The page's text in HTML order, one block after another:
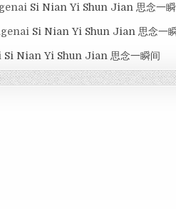
Si Nian Yi Shun Jian 思念一
Si Nian Yi Shun Jian 思念一
Si Nian Yi Shun Jian 思念一瞬间